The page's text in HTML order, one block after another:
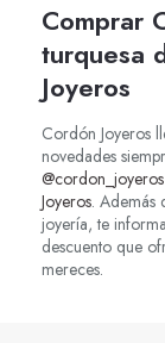
Comprar
turquesa
Joyeros
Cordón Joyeros
novedades
@cordon_joyeros
Joyeros. Además
joyería, te
descuento que
mereces.